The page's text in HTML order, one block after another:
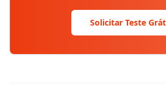
Solicitar Teste